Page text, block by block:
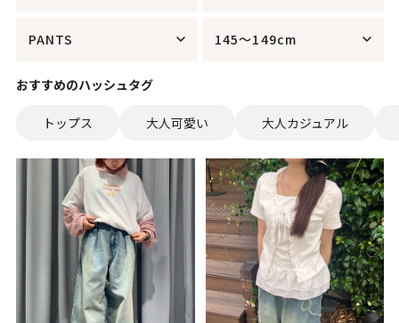
PANTS 145～149cm
おすすめのハッシュタグ
トップス 大人可愛い 大人カジュアル